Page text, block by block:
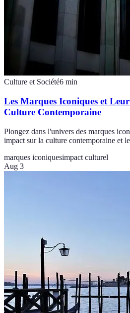
Culture et Société6 min
Les Marques Iconiques et
Culture Contemporaine
Plongez dans l'univers des marques
impact sur la culture contemporaine et
marques iconiquesimpact culturel
Aug 3